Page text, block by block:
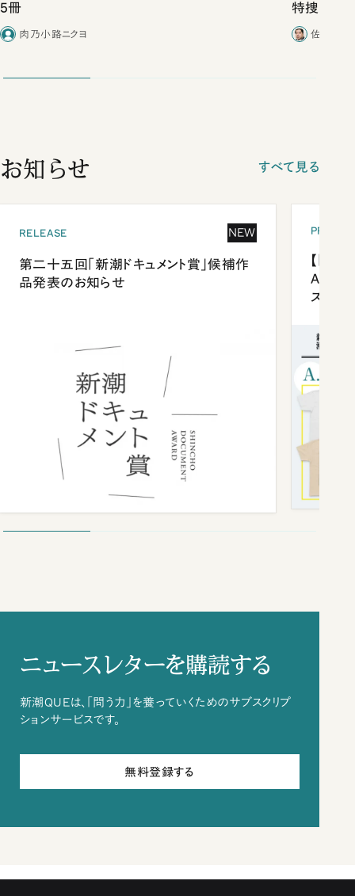
5冊
肉乃小路ニクヨ
特捜取調
合ったこと
佐藤優
お知らせ すべて見る
RELEASE NEW
第二十五回「新潮ドキュメント賞」候補作
品発表のお知らせ
【「新
ズプレ
ニュースレターを購読する
新潮QUEは、「問う力」を養っていくためのサブスクリプ
ションサービスです。
無料登録する